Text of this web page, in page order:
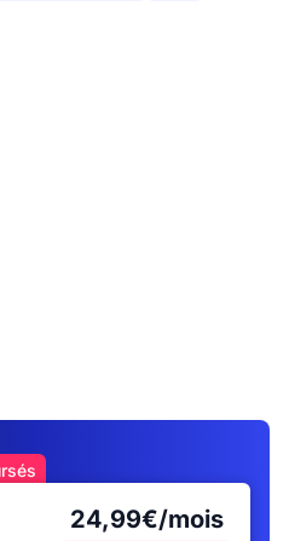
24,99€/mois